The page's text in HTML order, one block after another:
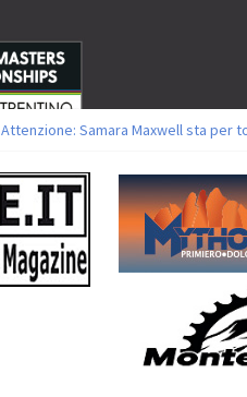
Attenzione: Samara Maxwell sta per
Europei XCO: vittorie per Ghibaudo,
35ª Marathon Bike della Brianza:
Europei MTB: il Team Relay firma il